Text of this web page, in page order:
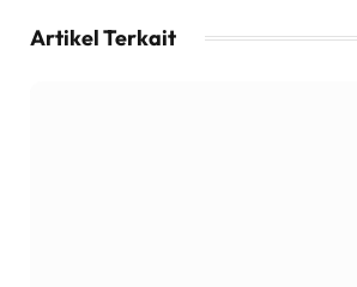
Artikel Terkait